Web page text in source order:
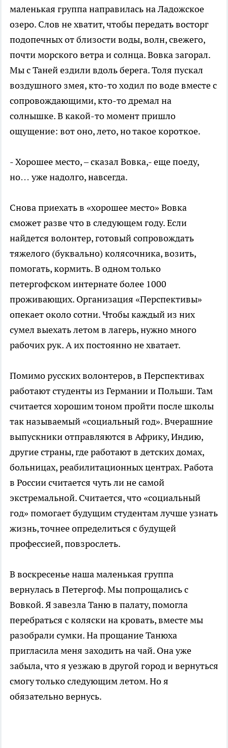
маленькая группа направилась на Ладожское
озеро. Слов не хватит, чтобы передать восторг
подопечных от близости воды, волн, свежего,
почти морского ветра и солнца. Вовка загорал.
Мы с Таней ездили вдоль берега. Толя пускал
воздушного змея, кто-то ходил по воде вместе с
сопровождающими, кто-то дремал на
солнышке. В какой-то момент пришло
ощущение: вот оно, лето, но такое короткое.
- Хорошее место, – сказал Вовка,- еще поеду,
но… уже надолго, навсегда.
Снова приехать в «хорошее место» Вовка
сможет разве что в следующем году. Если
найдется волонтер, готовый сопровождать
тяжелого (буквально) колясочника, возить,
помогать, кормить. В одном только
петергофском интернате более 1000
проживающих. Организация «Перспективы»
опекает около сотни. Чтобы каждый из них
сумел выехать летом в лагерь, нужно много
рабочих рук. А их постоянно не хватает.
Помимо русских волонтеров, в Перспективах
работают студенты из Германии и Польши. Там
считается хорошим тоном пройти после школы
так называемый «социальный год». Вчерашние
выпускники отправляются в Африку, Индию,
другие страны, где работают в детских домах,
больницах, реабилитационных центрах. Работа
в России считается чуть ли не самой
экстремальной. Считается, что «социальный
год» помогает будущим студентам лучше узнать
жизнь, точнее определиться с будущей
профессией, повзрослеть.
В воскресенье наша маленькая группа
вернулась в Петергоф. Мы попрощались с
Вовкой. Я завезла Таню в палату, помогла
перебраться с коляски на кровать, вместе мы
разобрали сумки. На прощание Танюха
пригласила меня заходить на чай. Она уже
забыла, что я уезжаю в другой город и вернуться
смогу только следующим летом. Но я
обязательно вернусь.